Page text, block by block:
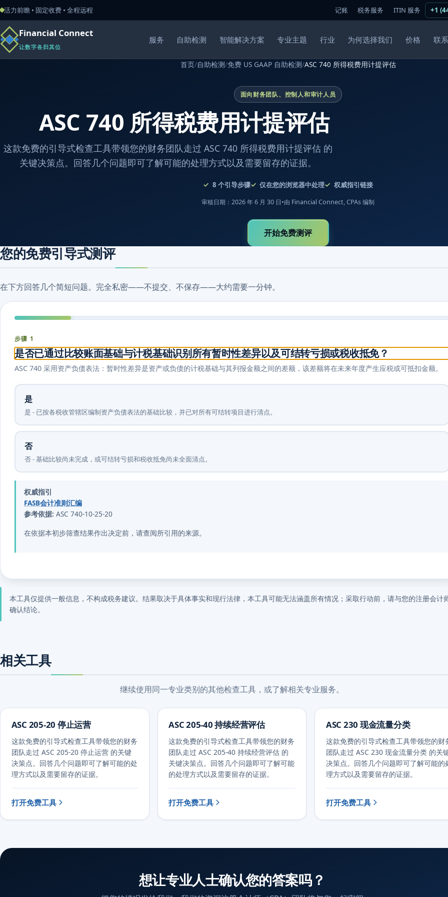
活力前瞻 • 固定收费 • 全程远程 记账 税务服务 ITIN 服务 +1
Financial Connect
让数字各归其位
服务 自助检测 智能解决方案 专业主题 行业 为何选择我们 价格 联
首页/自助检测/免费 US GAAP 自助检测/ASC 740 所得税费用计提评估
面向财务团队、控制人和审计人员
ASC 740 所得税费用计提评估
这款免费的引导式检查工具带领您的财务团队走过 ASC 740 所得税费用计提评估 的
关键决策点。回答几个问题即可了解可能的处理方式以及需要留存的证据。
8 个引导步骤 仅在您的浏览器中处理 权威指引链接
审核日期：2026 年 6 月 30 日•由 Financial Connect, CPAs 编制
开始免费测评
您的免费引导式测评
在下方回答几个简短问题。完全私密——不提交、不保存——大约需要一分钟。
步骤 1
是否已通过比较账面基础与计税基础识别所有暂时性差异以及可结转亏损或税收抵免？
ASC 740 采用资产负债表法：暂时性差异是资产或负债的计税基础与其列报金额之间的差额，该差额将在未来年度产生应税或可抵扣金额。
是
是 - 已按各税收管辖区编制资产负债表法的基础比较，并已对所有可结转项目进行清点。
否
否 - 基础比较尚未完成，或可结转亏损和税收抵免尚未全面清点。
权威指引
FASB会计准则汇编
参考依据: ASC 740-10-25-20
在依据本初步筛查结果作出决定前，请查阅所引用的来源。
本工具仅提供一般信息，不构成税务建议。结果取决于具体事实和现行法律，本工具可能无法涵盖所有情况；采取行动前，请与您的注册会计
确认结论。
相关工具
继续使用同一专业类别的其他检查工具，或了解相关专业服务。
ASC 205-20 停止运营
这款免费的引导式检查工具带领您的财务
团队走过 ASC 205-20 停止运营 的关键
决策点。回答几个问题即可了解可能的处
理方式以及需要留存的证据。
打开免费工具
ASC 205-40 持续经营评估
这款免费的引导式检查工具带领您的财务
团队走过 ASC 205-40 持续经营评估 的
关键决策点。回答几个问题即可了解可能
的处理方式以及需要留存的证据。
打开免费工具
ASC 230 现金流量分类
这款免费的引导式检查工具带领您的财
团队走过 ASC 230 现金流量分类 的关
决策点。回答几个问题即可了解可能的
理方式以及需要留存的证据。
打开免费工具
想让专业人士确认您的答案吗？